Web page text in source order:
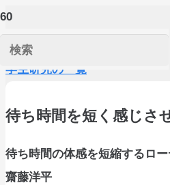
学生研究の一覧
待ち時間を短く感じさ
待ち時間の体感を短縮するロ
齋藤洋平